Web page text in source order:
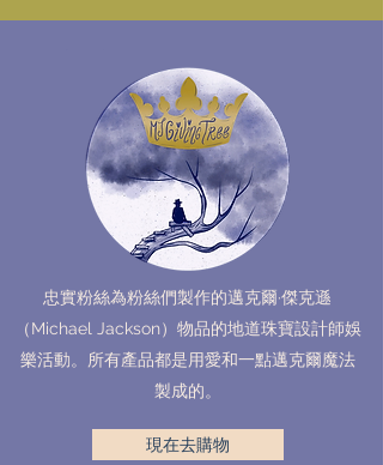
We'll be back soon
忠實粉絲為粉絲們製作的邁克爾·傑克遜
（Michael Jackson）物品的地道珠寶設計師娛
樂活動。所有產品都是用愛和一點邁克爾魔法
製成的。
現在去購物